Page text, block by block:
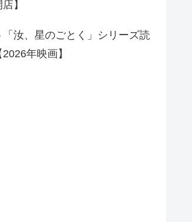
】
「汝、星のごとく」シリーズ読
年映画】